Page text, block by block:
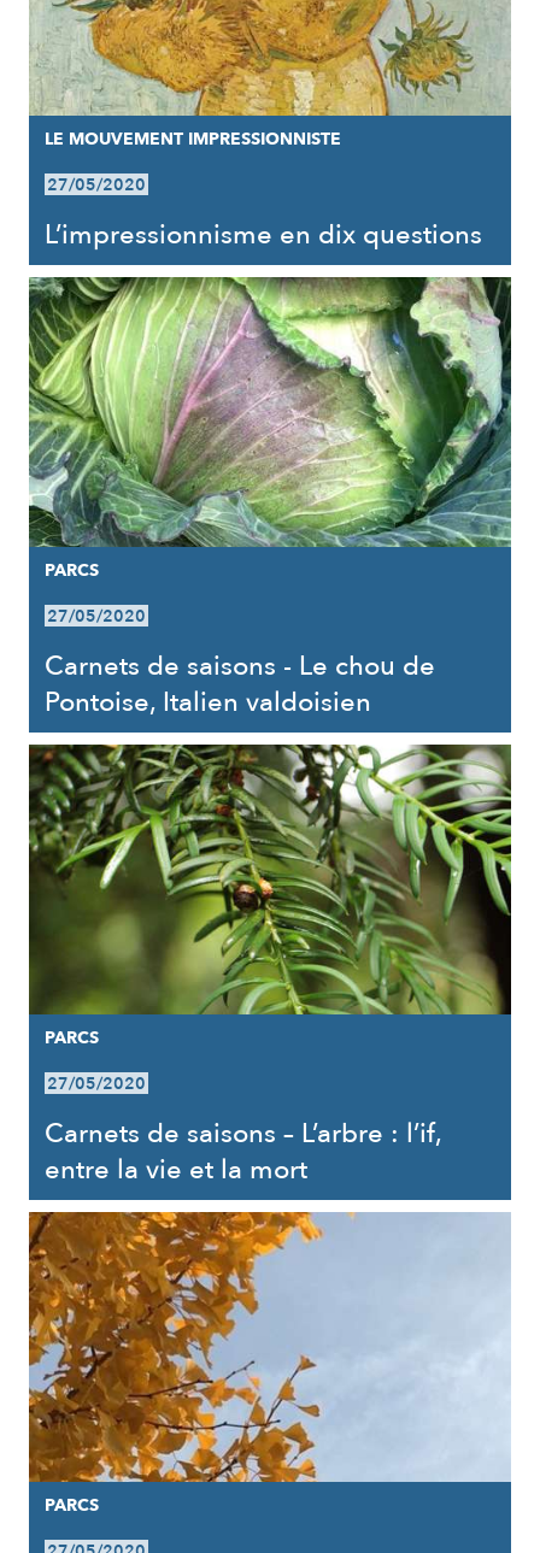
LE MOUVEMENT IMPRESSIONNISTE
27/05/2020
L’impressionnisme en dix questions
PARCS
27/05/2020
Carnets de saisons - Le chou de
Pontoise, Italien valdoisien
PARCS
27/05/2020
Carnets de saisons – L’arbre : l’if,
entre la vie et la mort
PARCS